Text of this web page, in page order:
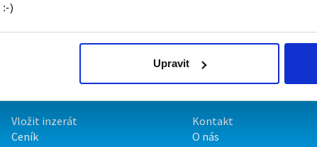
:-)
Upravit
Vložit inzerát
Ceník
Kontakt
O nás